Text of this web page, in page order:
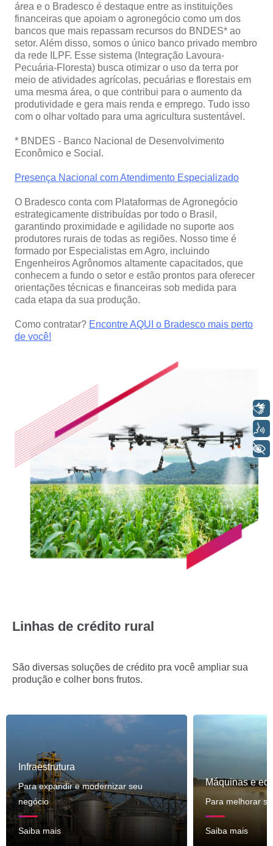
área e o Bradesco é destaque entre as instituições
financeiras que apoiam o agronegócio como um dos
bancos que mais repassam recursos do BNDES* ao
setor. Além disso, somos o único banco privado membro
da rede ILPF. Esse sistema (Integração Lavoura-
Pecuária-Floresta) busca otimizar o uso da terra por
meio de atividades agrícolas, pecuárias e florestais em
uma mesma área, o que contribui para o aumento da
produtividade e gera mais renda e emprego. Tudo isso
com o olhar voltado para uma agricultura sustentável.
* BNDES - Banco Nacional de Desenvolvimento
Econômico e Social.
Presença Nacional com Atendimento Especializado
O Bradesco conta com Plataformas de Agronegócio
estrategicamente distribuídas por todo o Brasil,
garantindo proximidade e agilidade no suporte aos
produtores rurais de todas as regiões. Nosso time é
formado por Especialistas em Agro, incluindo
Engenheiros Agrônomos altamente capacitados, que
conhecem a fundo o setor e estão prontos para oferecer
orientações técnicas e financeiras sob medida para
cada etapa da sua produção.
Como contratar? Encontre AQUI o Bradesco mais perto
de você!
Linhas de crédito rural
São diversas soluções de crédito pra você ampliar sua
produção e colher bons frutos.
Infraestrutura
Para expandir e modernizar seu
negócio
Saiba mais
Máquinas e
Para melhorar
Saiba mais
Voz
+ Acessibilidade